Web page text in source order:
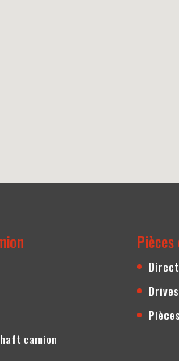
camion
Pièces